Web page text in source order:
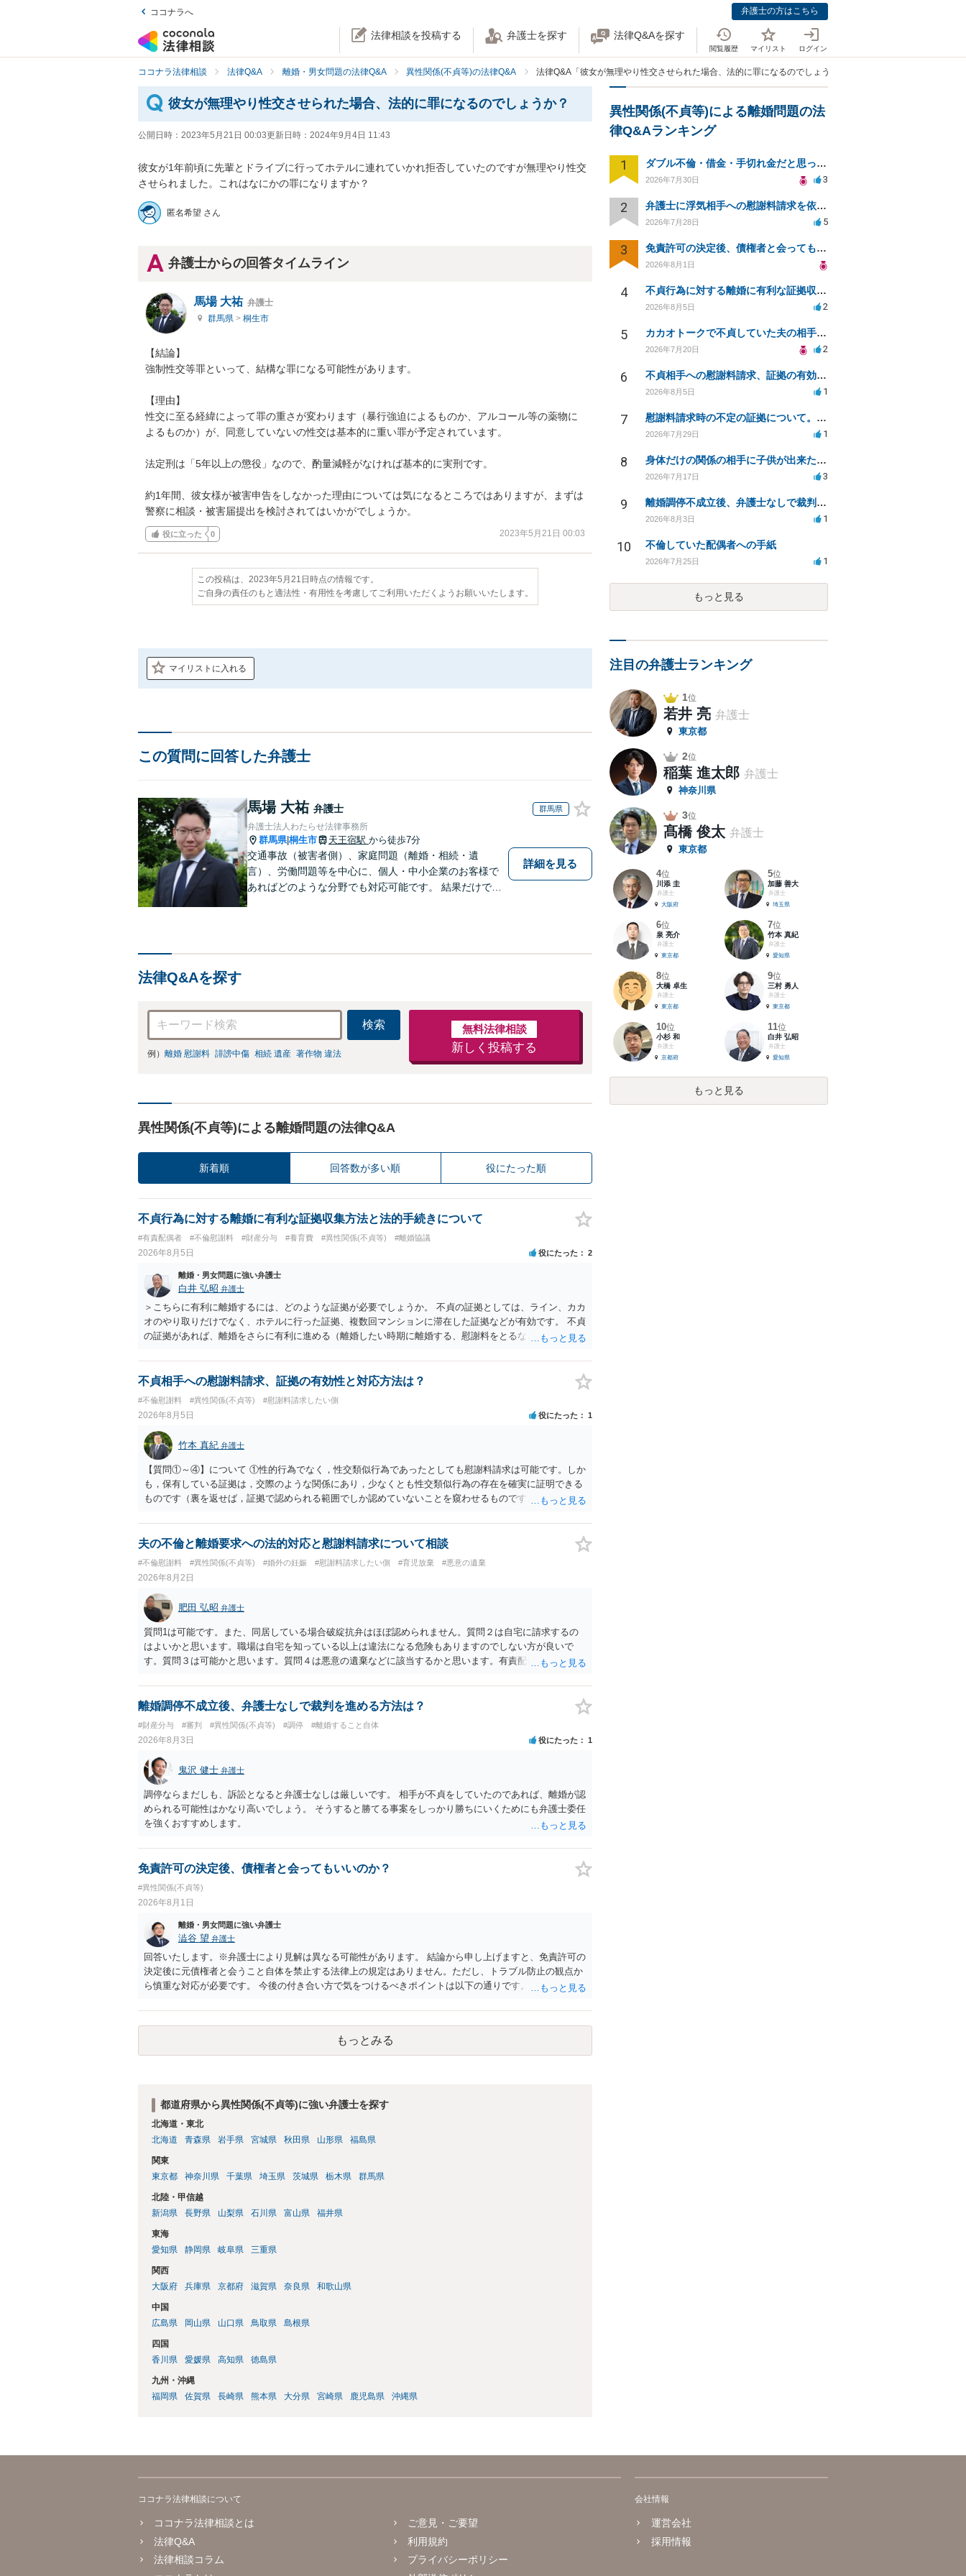
ココナラへ 弁護士の方はこちら
法律相談を投稿する 弁護士を探す 法律Q&Aを探す
閲覧履歴 マイリスト ログイン
ココナラ法律相談 法律Q&A 離婚・男女問題の法律Q&A 異性関係(不貞等)の法律Q&A 法律Q&A「彼女が無理やり性交させられた場合、法的に罪になるのでしょうか？」
彼女が無理やり性交させられた場合、法的に罪になるのでしょうか？
公開日時： 2023年5月21日 00:03更新日時： 2024年9月4日 11:43
彼女が1年前頃に先輩とドライブに行ってホテルに連れていかれ拒否していたのですが無理やり性交
させられました。これはなにかの罪になりますか？
匿名希望 さん
弁護士からの回答タイムライン
馬場 大祐 弁護士
群馬県 > 桐生市
【結論】
強制性交等罪といって、結構な罪になる可能性があります。
【理由】
性交に至る経緯によって罪の重さが変わります（暴行強迫によるものか、アルコール等の薬物に
よるものか）が、同意していないの性交は基本的に重い罪が予定されています。
法定刑は「5年以上の懲役」なので、酌量減軽がなければ基本的に実刑です。
約1年間、彼女様が被害申告をしなかった理由については気になるところではありますが、まずは
警察に相談・被害届提出を検討されてはいかがでしょうか。
役に立った 0 2023年5月21日 00:03
この投稿は、2023年5月21日時点の情報です。
ご自身の責任のもと適法性・有用性を考慮してご利用いただくようお願いいたします。
マイリストに入れる
この質問に回答した弁護士
馬場 大祐 弁護士 群馬県
弁護士法人わたらせ法律事務所
群馬県|桐生市 天王宿駅 から徒歩7分
交通事故（被害者側）、家庭問題（離婚・相続・遺
言）、労働問題等を中心に、個人・中小企業のお客様で
あればどのような分野でも対応可能です。 結果だけでな
詳細を見る
法律Q&Aを探す
検索
例） 離婚 慰謝料 誹謗中傷 相続 遺産 著作物 違法
無料法律相談
新しく投稿する
異性関係(不貞等)による離婚問題の法律Q&A
新着順 回答数が多い順 役にたった順
不貞行為に対する離婚に有利な証拠収集方法と法的手続きについて
#有責配偶者 #不倫慰謝料 #財産分与 #養育費 #異性関係(不貞等) #離婚協議
2026年8月5日 役にたった 2
離婚・男女問題に強い弁護士
白井 弘昭 弁護士
＞こちらに有利に離婚するには、どのような証拠が必要でしょうか。 不貞の証拠としては、ライン、カカ
オのやり取りだけでなく、ホテルに行った証拠、複数回マンションに滞在した証拠などが有効です。 不貞
の証拠があれば、離婚をさらに有利に進める（離婚したい時期に離婚する、慰謝料をとるなど）ことがで
がありますので、ご注意ください。 以上、ご参考まで。
不貞相手への慰謝料請求、証拠の有効性と対応方法は？
#不倫慰謝料 #異性関係(不貞等) #慰謝料請求したい側
2026年8月5日 役にたった 1
竹本 真紀 弁護士
【質問①～④】について ①性的行為でなく，性交類似行為であったとしても慰謝料請求は可能です。しか
も，保有している証拠は，交際のような関係にあり，少なくとも性交類似行為の存在を確実に証明できる
ものです（裏を返せば，証拠で認められる範囲でしか認めていないことを窺わせるものです。）。ですか
して，この点を考慮されることになるかもしれません。 ②夫との今後のことを考えて書いてもらうか否か
を検討するのがよいと思います。今ある証拠以上のことを証明（証明力を強めることも含む）できるので
とが前提であり，その価値と夫との関係との均衡のように思います。 ③行政書士に委任をしているのであ
れば，どのような内容の委任なのか不明ですが，その行政書士との協議になると思います。請求するか，
訴訟にするか，その点の見極めや，相手方は性交類似行為は認めているのか，それさえも否定しているの
かによって，考え方・進め方は変わってくると思います。 ④性交類似行為を認めているにもかかわらず支
払を拒否するのであれば，本人（行政書士でも同じだと思います。）への対応ではあまり変わらないよう
に思います。減額で折り合えるなら本人様の交渉でもよいように思いますが，ゼロかどうかの観点であれ
ば，訴訟に進むしかなくなるようにも思います。そうしますと，お近くの弁護士に相談して進めることを
夫の不倫と離婚要求への法的対応と慰謝料請求について相談
#不倫慰謝料 #異性関係(不貞等) #婚外の妊娠 #慰謝料請求したい側 #育児放棄 #悪意の遺棄
2026年8月2日
肥田 弘昭 弁護士
質問1は可能です。また、同居している場合破綻抗弁はほぼ認められません。質問２は自宅に請求するの
はよいかと思います。職場は自宅を知っている以上は違法になる危険もありますのでしない方が良いで
す。質問３は可能かと思います。質問４は悪意の遺棄などに該当するかと思います。有責配偶者ですので
い、相続権が発生します。合意があれば法的に可能ですが法律で強制することはできません。質問６は可
能です。質問７は不貞行為の写真データ（ハメ撮り）、第三者撮影の腕組み写真、夫の自白録音まである
離婚調停不成立後、弁護士なしで裁判を進める方法は？
#財産分与 #審判 #異性関係(不貞等) #調停 #離婚すること自体
2026年8月3日 役にたった 1
鬼沢 健士 弁護士
調停ならまだしも、訴訟となると弁護士なしは厳しいです。 相手が不貞をしていたのであれば、離婚が認
められる可能性はかなり高いでしょう。 そうすると勝てる事案をしっかり勝ちにいくためにも弁護士委任
を強くおすすめします。
免責許可の決定後、債権者と会ってもいいのか？
#異性関係(不貞等)
2026年8月1日
離婚・男女問題に強い弁護士
澁谷 望 弁護士
回答いたします。※弁護士により見解は異なる可能性があります。 結論から申し上げますと、免責許可の
決定後に元債権者と会うこと自体を禁止する法律上の規定はありません。ただし、トラブル防止の観点か
ら慎重な対応が必要です。 今後の付き合い方で気をつけるべきポイントは以下の通りです。 ・金銭のや
す） ・過去のDVや過剰請求の経緯を踏まえ、相手の感情に流されない ・予定通り毅然とした態度で距離
を置く 法律上の制限はないものの、ご自身の生活と精神的な安定を守るためにも、お互いに距離を置くと
もっとみる
都道府県から異性関係(不貞等)に強い弁護士を探す
北海道・東北
北海道
青森県 岩手県 宮城県 秋田県 山形県 福島県
関東
東京都
神奈川県 千葉県 埼玉県 茨城県 栃木県 群馬県
北陸・甲信越
新潟県
長野県 山梨県 石川県 富山県 福井県
東海
愛知県
静岡県 岐阜県 三重県
関西
大阪府
兵庫県 京都府 滋賀県 奈良県 和歌山県
中国
広島県
岡山県 山口県 鳥取県 島根県
四国
香川県
愛媛県 高知県 徳島県
九州・沖縄
福岡県
佐賀県 長崎県 熊本県 大分県 宮崎県 鹿児島県 沖縄県
異性関係(不貞等)による離婚問題の法
律Q&Aランキング
1 ダブル不倫・借金・手切れ金だと思っていたお金を1年後いまさら脅迫罪として通知書が来てまとめて請求
2026年7月30日 3
2 弁護士に浮気相手への慰謝料請求を依頼する費用相場は？
2026年7月28日 5
3 免責許可の決定後、債権者と会ってもいいのか？
2026年8月1日
4 不貞行為に対する離婚に有利な証拠収集方法と法的手続きについて
2026年8月5日 2
5 カカオトークで不貞していた夫の相手を特定したい
2026年7月20日 2
6 不貞相手への慰謝料請求、証拠の有効性と対応方法は？
2026年8月5日 1
7 慰謝料請求時の不定の証拠について。効力があるのか知りたい。
2026年7月29日 1
8 身体だけの関係の相手に子供が出来たと言われ認知、養育費を要求されているが自身の子供か分からない
2026年7月17日 3
9 離婚調停不成立後、弁護士なしで裁判を進める方法は？
2026年8月3日 1
10 不倫していた配偶者への手紙
2026年7月25日 1
もっと見る
注目の弁護士ランキング
1位
若井 亮 弁護士
東京都
2位
稲葉 進太郎 弁護士
神奈川県
3位
髙橋 俊太 弁護士
東京都
4位
川添 圭
弁護士
大阪府
5位
加藤 善大
弁護士
埼玉県
6位
泉 亮介
弁護士
東京都
7位
竹本 真紀
弁護士
愛知県
8位
大橋 卓生
弁護士
東京都
9位
三村 勇人
弁護士
東京都
10位
小杉 和
弁護士
京都府
11位
白井 弘昭
弁護士
愛知県
もっと見る
ココナラ法律相談について
ココナラ法律相談とは
法律Q&A
法律相談コラム
ご意見・ご要望
利用規約
プライバシーポリシー
会社情報
運営会社
採用情報